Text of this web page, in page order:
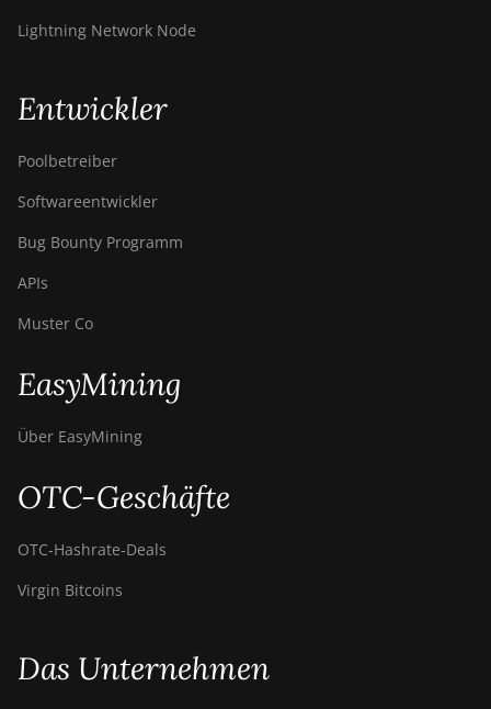
Lightning Network Node
Entwickler
Poolbetreiber
Softwareentwickler
Bug Bounty Programm
APIs
Muster Co
EasyMining
Über EasyMining
OTC-Geschäfte
OTC‑Hashrate‑Deals
Virgin Bitcoins
Das Unternehmen